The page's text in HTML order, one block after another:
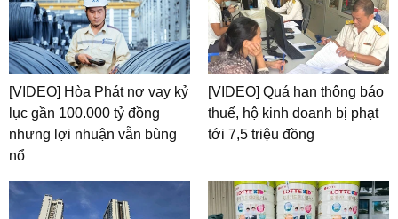
[VIDEO] Hòa Phát nợ vay kỷ
lục gần 100.000 tỷ đồng
nhưng lợi nhuận vẫn bùng
nổ
[VIDEO] Quá hạn thông báo
thuế, hộ kinh doanh bị phạt
tới 7,5 triệu đồng